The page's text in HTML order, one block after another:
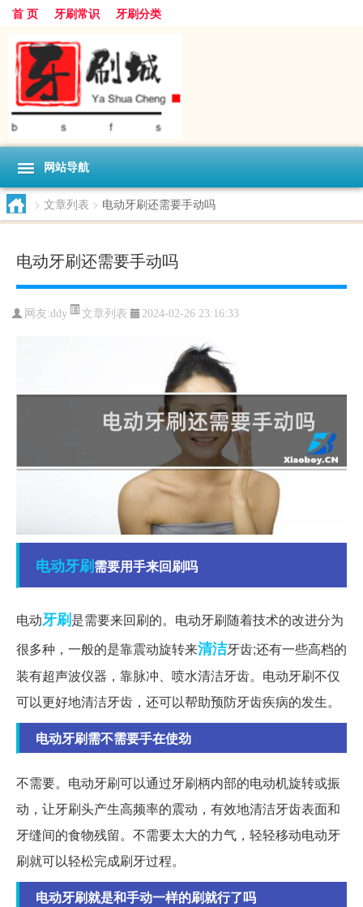
首 页 牙刷常识 牙刷分类
网站导航
> 文章列表 > 电动牙刷还需要手动吗
电动牙刷还需要手动吗
网友:ddy 文章列表 2024-02-26 23:16:33
电动牙刷需要用手来回刷吗
电动牙刷是需要来回刷的。电动牙刷随着技术的改进分为
很多种，一般的是靠震动旋转来清洁牙齿;还有一些高档的
装有超声波仪器，靠脉冲、喷水清洁牙齿。电动牙刷不仅
可以更好地清洁牙齿，还可以帮助预防牙齿疾病的发生。
电动牙刷需不需要手在使劲
不需要。电动牙刷可以通过牙刷柄内部的电动机旋转或振
动，让牙刷头产生高频率的震动，有效地清洁牙齿表面和
牙缝间的食物残留。不需要太大的力气，轻轻移动电动牙
刷就可以轻松完成刷牙过程。
电动牙刷就是和手动一样的刷就行了吗